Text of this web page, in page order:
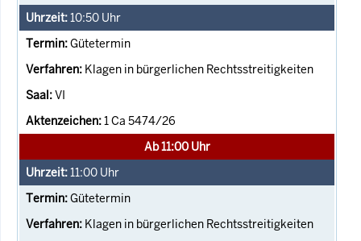
10:50 Uhr
Gütetermin
Klagen in bürgerlichen Rechtsstreitigkeiten
VI
1 Ca 5474/26
Ab 11:00 Uhr
11:00 Uhr
Gütetermin
Klagen in bürgerlichen Rechtsstreitigkeiten